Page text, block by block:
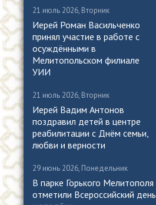
21 июль 2026, Вторник
Иерей Роман Васильченко
принял участие в работе с
осуждёнными в
Мелитопольском филиале
УИИ
21 июль 2026, Вторник
Иерей Вадим Антонов
поздравил детей в центре
реабилитации с Днём семьи,
любви и верности
29 июнь 2026, Понедельник
В парке Горького Мелитополя
отметили Всероссийский день